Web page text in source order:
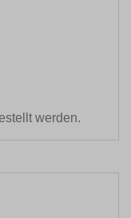
werden.